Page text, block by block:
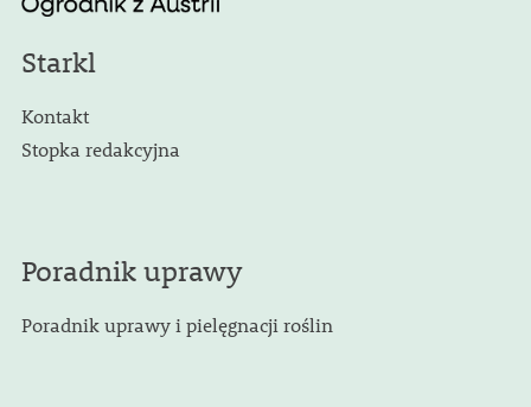
Starkl
Kontakt
Stopka redakcyjna
Poradnik uprawy
Poradnik uprawy i pielęgnacji roślin